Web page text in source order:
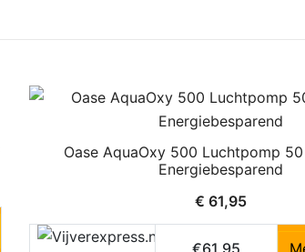
Oase AquaOxy 500 Luchtpomp
Energiebesparend
€ 61,95
€61,95